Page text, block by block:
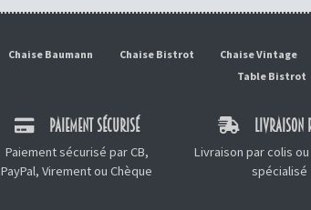
Chaise Baumann Chaise Bistrot Chaise Vintage
Table Bistrot
PAIEMENT SÉCURISÉ
Paiement sécurisé par CB,
PayPal, Virement ou Chèque
LIVRAISON
Livraison par colis
spécialisé